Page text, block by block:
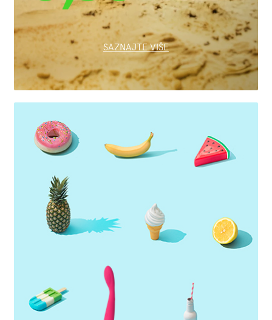
SAZNAJTE VIŠE